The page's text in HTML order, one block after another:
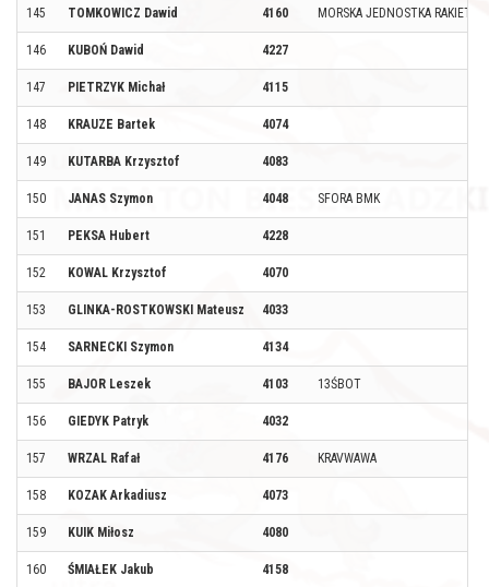
145 TOMKOWICZ Dawid 4160 MORSKA JEDNOSTKA
146 KUBOŃ Dawid 4227
147 PIETRZYK Michał 4115
148 KRAUZE Bartek 4074
149 KUTARBA Krzysztof 4083
150 JANAS Szymon 4048 SFORA BMK
151 PEKSA Hubert 4228
152 KOWAL Krzysztof 4070
153 GLINKA-ROSTKOWSKI Mateusz 4033
154 SARNECKI Szymon 4134
155 BAJOR Leszek 4103 13ŚBOT
156 GIEDYK Patryk 4032
157 WRZAL Rafał 4176 KRAVWAWA
158 KOZAK Arkadiusz 4073
159 KUIK Miłosz 4080
160 ŚMIAŁEK Jakub 4158